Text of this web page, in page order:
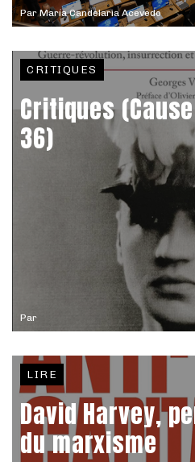
ParMaría Candelaria Acevedo
Par
CRITIQUES
Critiques
36)
LIRE
David Harvey,
du marxisme